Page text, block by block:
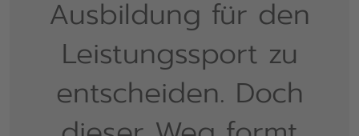
Ausbildung für den
Leistungssport zu
entscheiden. Doch